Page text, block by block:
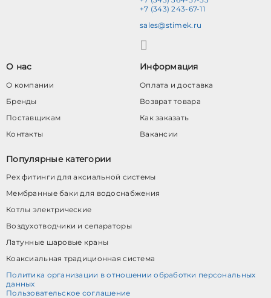
+7 (343) 243-67-11
sales@stimek.ru
О нас
О компании
Бренды
Поставщикам
Контакты
Информация
Оплата и доставка
Возврат товара
Как заказать
Вакансии
Популярные категории
Pex фитинги для аксиальной системы
Мембранные баки для водоснабжения
Котлы электрические
Воздухотводчики и сепараторы
Латунные шаровые краны
Коаксиальная традиционная система
Политика организации в отношении обработки персональных
данных
Пользовательское соглашение